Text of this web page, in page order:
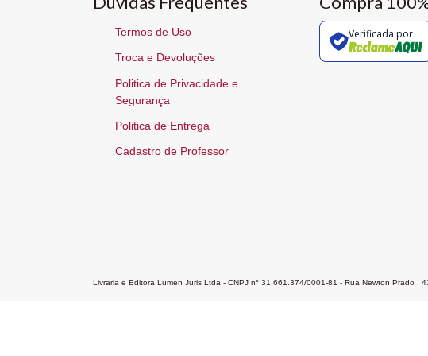
Termos de Uso
Troca e Devoluções
Politica de Privacidade e
Segurança
Politica de Entrega
Cadastro de Professor
Verificada por
Livraria e Editora Lumen Juris Ltda - CNPJ n° 31.661.374/0001-81 - Rua Newton Prado ,